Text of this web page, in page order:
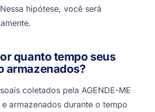
hipótese, você será
quanto tempo seus
armazenados?
coletados pela AGENDE-ME
armazenados durante o tempo